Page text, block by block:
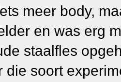
meer body,
en was erg
staalfles
die soort